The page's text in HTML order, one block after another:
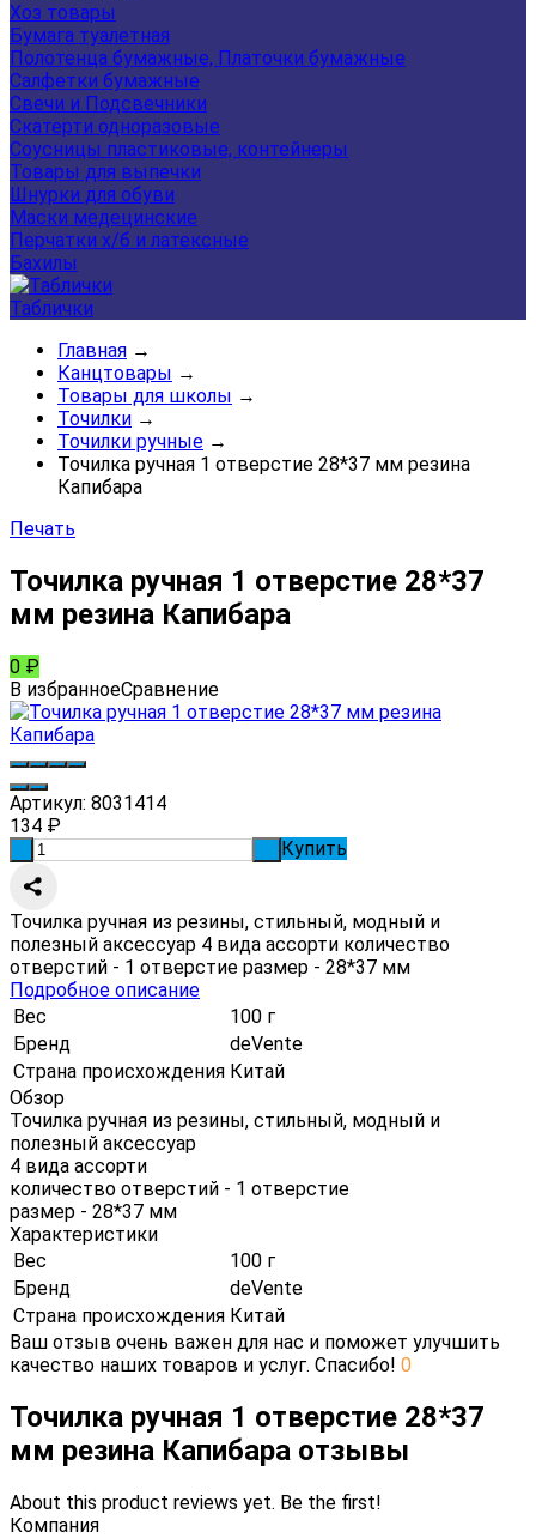
Хоз товары
Бумага туалетная
Полотенца бумажные, Платочки бумажные
Салфетки бумажные
Свечи и Подсвечники
Скатерти одноразовые
Соусницы пластиковые, контейнеры
Товары для выпечки
Шнурки для обуви
Маски медецинские
Перчатки х/б и латексные
Бахилы
Таблички
Главная →
Канцтовары →
Товары для школы →
Точилки →
Точилки ручные →
Точилка ручная 1 отверстие 28*37 мм резина
Капибара
Печать
Точилка ручная 1 отверстие 28*37
мм резина Капибара
0 ₽
В избранноеСравнение
Артикул: 8031414
134 ₽
Купить
Точилка ручная из резины, стильный, модный и
полезный аксессуар 4 вида ассорти количество
отверстий - 1 отверстие размер - 28*37 мм
Подробное описание
Вес
100 г
Бренд
deVente
Страна происхождения Китай
Обзор
Точилка ручная из резины, стильный, модный и
полезный аксессуар
4 вида ассорти
количество отверстий - 1 отверстие
размер - 28*37 мм
Характеристики
Вес
100 г
Бренд
deVente
Страна происхождения Китай
Ваш отзыв очень важен для нас и поможет улучшить
качество наших товаров и услуг. Спасибо! 0
Точилка ручная 1 отверстие 28*37
мм резина Капибара отзывы
About this product reviews yet. Be the first!
Компания